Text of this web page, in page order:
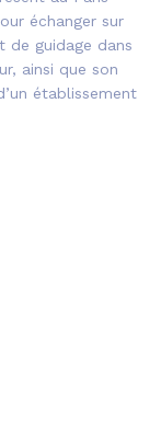
échanger sur
de guidage dans
ainsi que son
établissement